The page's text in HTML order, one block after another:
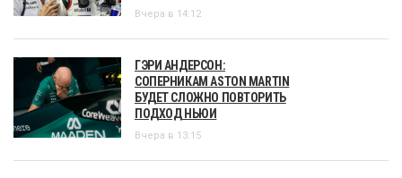
Вчера в 14:12
ГЭРИ АНДЕРСОН:
СОПЕРНИКАМ ASTON MARTIN
БУДЕТ СЛОЖНО ПОВТОРИТЬ
ПОДХОД НЬЮИ
Вчера в 13:15